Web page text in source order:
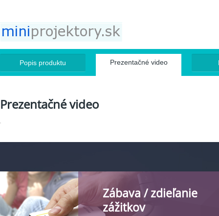
Prezentačné video
Popis produktu Prezentačné video
Zábava / zdieľanie
zážitkov